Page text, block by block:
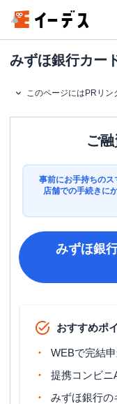
みずほ銀行カー
このページにはPRリン
ご
事前にお手持ちのス
店舗での手続きに
みずほ銀
おすすめポ
WEBで完結
提携コンビニ
みずほ銀行の